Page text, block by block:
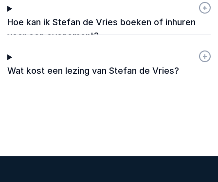
Hoe kan ik Stefan de Vries boeken of inhuren
voor een evenement?
+
-
Wat kost een lezing van Stefan de Vries?
+
-